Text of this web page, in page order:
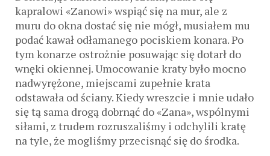
kapralowi «Zanowi» wspiąć się na mur, ale z
muru do okna dostać się nie mógł, musiałem mu
podać kawał odłamanego pociskiem konara. Po
tym konarze ostrożnie posuwając się dotarł do
wnęki okiennej. Umocowanie kraty było mocno
nadwyrężone, miejscami zupełnie krata
odstawała od ściany. Kiedy wreszcie i mnie udało
się tą sama drogą dobrnąć do «Zana», wspólnymi
siłami, z trudem rozruszaliśmy i odchylili kratę
na tyle, że mogliśmy przecisnąć się do środka.